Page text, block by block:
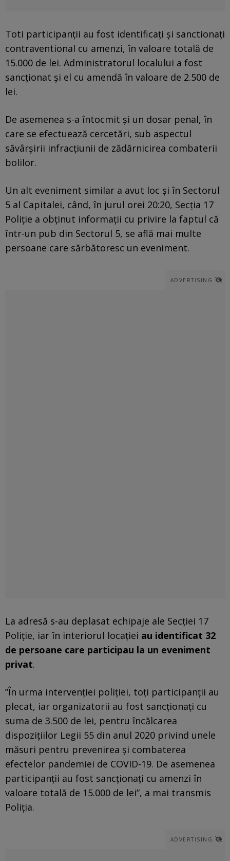
Toti participanţii au fost identificaţi şi sanctionaţi
contraventional cu amenzi, în valoare totală de
15.000 de lei. Administratorul localului a fost
sancţionat şi el cu amendă în valoare de 2.500 de
lei.
De asemenea s-a întocmit şi un dosar penal, în
care se efectuează cercetări, sub aspectul
săvârşirii infracţiunii de zădărnicirea combaterii
bolilor.
Un alt eveniment similar a avut loc şi în Sectorul
5 al Capitalei, când, în jurul orei 20:20, Secţia 17
Poliţie a obţinut informaţii cu privire la faptul că
într-un pub din Sectorul 5, se află mai multe
persoane care sărbătoresc un eveniment.
ADVERTISING
La adresă s-au deplasat echipaje ale Secţiei 17
Poliţie, iar în interiorul locaţiei au identificat 32
de persoane care participau la un eveniment
privat.
”În urma intervenţiei poliţiei, toţi participanţii au
plecat, iar organizatorii au fost sancţionaţi cu
suma de 3.500 de lei, pentru încălcarea
dispoziţiilor Legii 55 din anul 2020 privind unele
măsuri pentru prevenirea şi combaterea
efectelor pandemiei de COVID-19. De asemenea
participanţii au fost sancţionaţi cu amenzi în
valoare totală de 15.000 de lei”, a mai transmis
Poliţia.
ADVERTISING